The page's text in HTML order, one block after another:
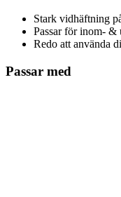
Stark vidhäftning
Passar för inom- &
Redo att använda
Passar med